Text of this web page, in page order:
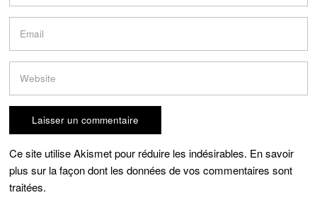
Ce site utilise Akismet pour réduire les indésirables. En savoir
plus sur la façon dont les données de vos commentaires sont
traitées.